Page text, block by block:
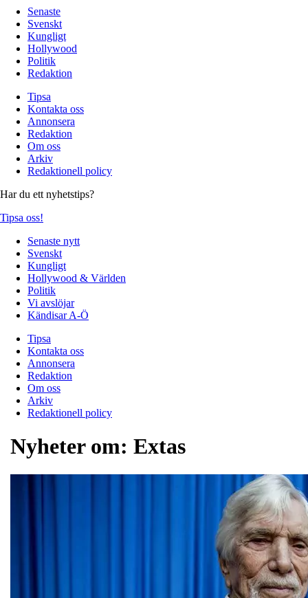
Senaste
Svenskt
Kungligt
Hollywood
Politik
Redaktion
Tipsa
Kontakta oss
Annonsera
Redaktion
Om oss
Arkiv
Redaktionell policy
Har du ett nyhetstips?
Tipsa oss!
Senaste nytt
Svenskt
Kungligt
Hollywood & Världen
Politik
Vi avslöjar
Kändisar A-Ö
Tipsa
Kontakta oss
Annonsera
Redaktion
Om oss
Arkiv
Redaktionell policy
Nyheter om: Extas